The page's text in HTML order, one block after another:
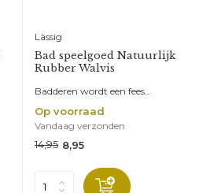
Lässig
Bad speelgoed Natuurlijk
Rubber Walvis
Badderen wordt een fees...
Op voorraad
Vandaag verzonden
14,95 8,95